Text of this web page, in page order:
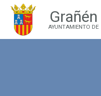
Grañén
AYUNTAMIENTO DE